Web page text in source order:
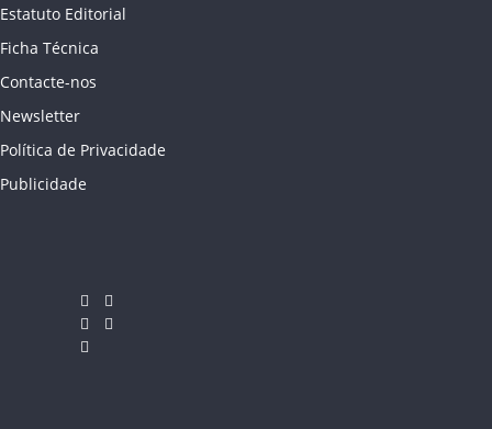
Estatuto Editorial
Ficha Técnica
Contacte-nos
Newsletter
Política de Privacidade
Publicidade